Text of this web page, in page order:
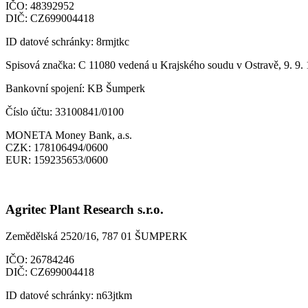
IČO: 48392952
DIČ: CZ699004418
ID datové schránky: 8rmjtkc
Spisová značka: C 11080 vedená u Krajského soudu v Ostravě, 9. 9.
Bankovní spojení: KB Šumperk
Číslo účtu: 33100841/0100
MONETA Money Bank, a.s.
CZK: 178106494/0600
EUR: 159235653/0600
Agritec Plant Research s.r.o.
Zemědělská 2520/16, 787 01 ŠUMPERK
IČO: 26784246
DIČ: CZ699004418
ID datové schránky: n63jtkm